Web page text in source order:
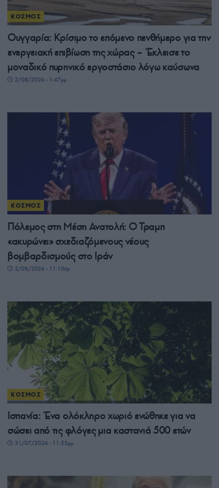
ΚΟΣΜΟΣ
Ουγγαρία: Κρίσιμο το επόμενο πενθήμερο για την
ενεργειακή επιβίωση της χώρας – Έκλεισε το
μοναδικό πυρηνικό εργοστάσιο λόγω καύσωνα
2/08/2026 - 1:47μμ
ΚΟΣΜΟΣ
Πόλεμος στη Μέση Ανατολή: Ο Τραμπ
«ακυρώνει» σχεδιαζόμενους νέους
βομβαρδισμούς στο Ιράν
2/08/2026 - 11:10πμ
ΚΟΣΜΟΣ
Ισπανία: Ένα ολόκληρο χωριό ενώθηκε για να
σώσει από τις φλόγες μια καστανιά 500 ετών
31/07/2026 - 11:53μμ